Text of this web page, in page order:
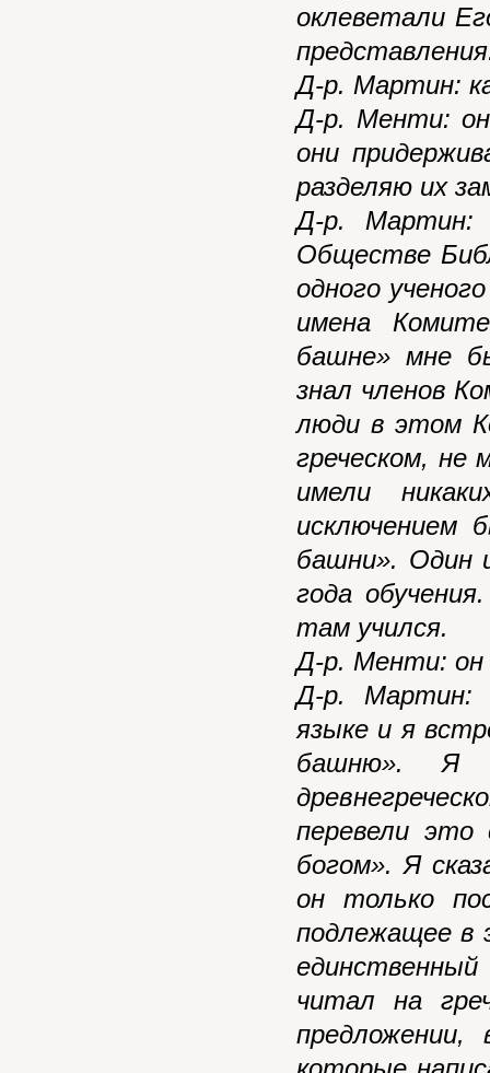
оклеветали
Д-р. Мартин:
Д-р. Менти:
они
разделяю их
Д-р. Мартин:
Обществе
одного
имена
башне» мне
знал членов
люди в этом
греческом, не
имели
исключением
башни». Один
года
там учился.
Д-р. Менти: он
Д-р. Мартин:
языке и я
башню». Я
перевели
богом». Я
он только
подлежащее в
читал на